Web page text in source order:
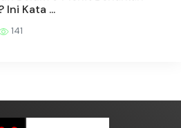
Ini Kata ...
141